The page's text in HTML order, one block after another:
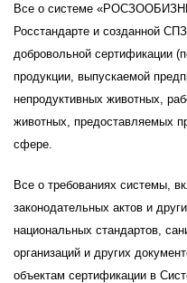
Все о системе
Росстандарте и созданной
добровольной сертификации
продукции, выпускаемой
непродуктивных животных,
животных, предоставляемых
сфере.
Все о требованиях системы,
законодательных актов и
национальных стандартов,
организаций и других
объектам сертификации в